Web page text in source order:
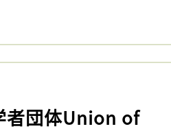
者団体Union of